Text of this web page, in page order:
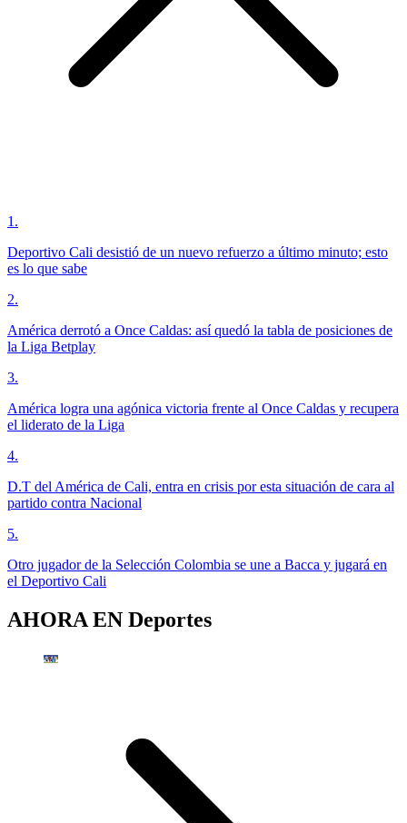
1 .
Deportivo Cali desistió de un nuevo refuerzo a último minuto; esto
es lo que sabe
2.
América derrotó a Once Caldas: así quedó la tabla de posiciones de
la Liga Betplay
3.
América logra una agónica victoria frente al Once Caldas y recupera
el liderato de la Liga
4.
D.T del América de Cali, entra en crisis por esta situación de cara al
partido contra Nacional
5.
Otro jugador de la Selección Colombia se une a Bacca y jugará en
el Deportivo Cali
AHORA EN Deportes